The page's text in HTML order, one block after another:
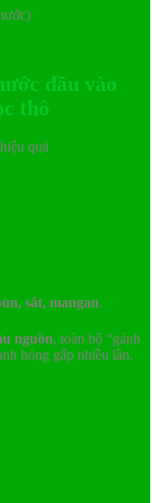
đầu vào
thô
sắt, mangan.
nguồn, toàn bộ “gánh
hỏng gấp nhiều lần.